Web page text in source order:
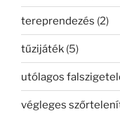
tereprendezés (2)
tűzijáték (5)
utólagos
végleges